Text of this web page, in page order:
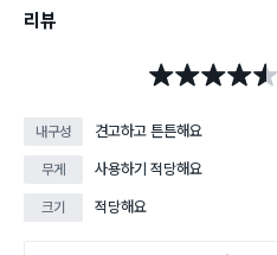
리뷰
별점 4.5점
내구성 견고하고 튼튼해요
무게 사용하기 적당해요
크기 적당해요